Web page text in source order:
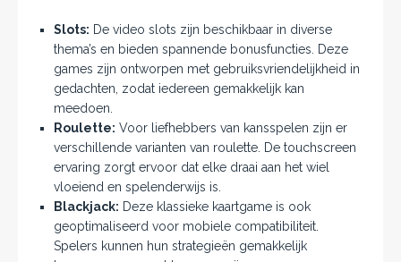
Slots: De video slots zijn beschikbaar in diverse
thema’s en bieden spannende bonusfuncties. Deze
games zijn ontworpen met gebruiksvriendelijkheid in
gedachten, zodat iedereen gemakkelijk kan
meedoen.
Roulette: Voor liefhebbers van kansspelen zijn er
verschillende varianten van roulette. De touchscreen
ervaring zorgt ervoor dat elke draai aan het wiel
vloeiend en spelenderwijs is.
Blackjack: Deze klassieke kaartgame is ook
geoptimaliseerd voor mobiele compatibiliteit.
Spelers kunnen hun strategieën gemakkelijk